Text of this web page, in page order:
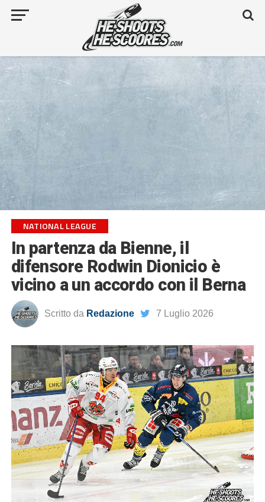
NATIONAL LEAGUE
In partenza da Bienne, il
difensore Rodwin Dionicio è
vicino a un accordo con il Berna
Scritto da Redazione 7 Luglio 2026